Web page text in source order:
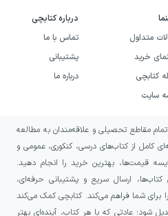
متداول
خرید
کتابچی
سایت
درباره کتابچی
تماس با ما
پشتیبانی
درباره ما
مقاطع تحصیلی و علاقه‌مندان به مطالعه
کامل از کتاب‌های درسی، کنکوری، عمومی و
قیمت‌ها، بهترین خرید را انجام دهید.
ارسال سریع و پشتیبانی حرفه‌ای،
برای شما فراهم می‌کند. کتابچی کمک می‌کند
شود؛ عادتی که با هر کتاب، آینده‌ای بهتر